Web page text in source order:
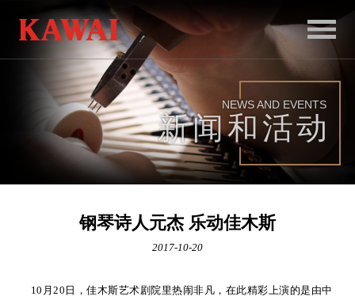
首
页
NEWS AND EVENTS
新闻和活动
钢琴诗人元杰 乐动佳木斯
2017-10-20
10月20日，佳木斯艺术剧院里热闹非凡，在此精彩上演的是由中